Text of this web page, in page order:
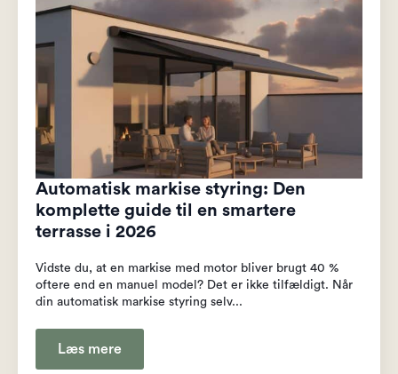
Automatisk markise styring: Den
komplette guide til en smartere
terrasse i 2026
Vidste du, at en markise med motor bliver brugt 40 %
oftere end en manuel model? Det er ikke tilfældigt. Når
din automatisk markise styring selv...
Læs mere